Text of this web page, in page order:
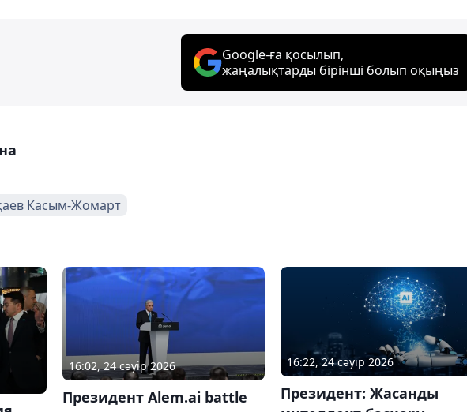
Google-ға қосылып,
жаңалықтарды бірінші болып оқыңыз
Касым-Жомарт
16:02, 24 сәуір 2026
Президент Alem.ai battle
16:22, 24 сәуір 2026
Президент: Жасанды